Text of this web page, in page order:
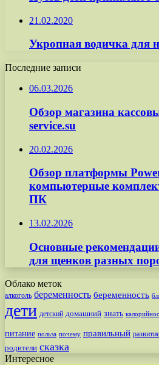
21.02.2020
Укропная водичка для
Последние записи
06.03.2026
Обзор магазина
service.su
20.02.2026
Обзор платформы
компьютерные
ПК
13.02.2026
Основные
для щенков разных
Облако меток
алкоголь беременность беременность
дети детский домашний знать
питание польза почему правильный развитие
родители сказка
Интересное